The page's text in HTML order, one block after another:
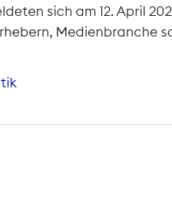
sich am 12. April
Medienbranche